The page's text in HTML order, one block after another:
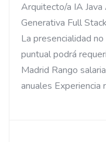
Arquitecto/a IA
Generativa Full
La presencialidad
puntual podrá
Madrid Rango
anuales Experiencia